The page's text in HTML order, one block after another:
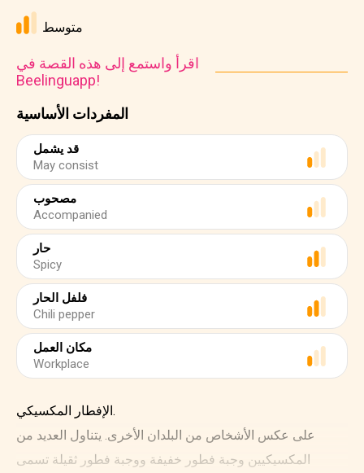
المفردات الأساسية
قد يشمل
May consist
مصحوب
Accompanied
حار
Spicy
فلفل الحار
Chili pepper
مكان العمل
Workplace
متوسط
اقرأ واستمع إلى هذه القصة في
Beelinguapp!
الإفطار المكسيكي.
على عكس الأشخاص من البلدان الأخرى. يتناول العديد من
المكسيكيين وجبة فطور خفيفة ووجبة فطور ثقيلة تسمى